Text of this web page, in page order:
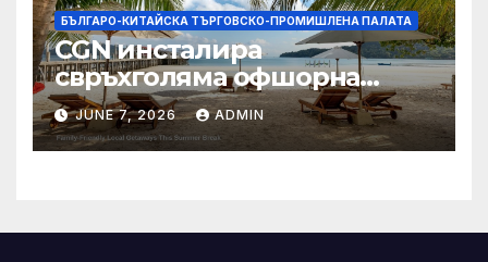
БЪЛГАРО-КИТАЙСКА ТЪРГОВСКО-ПРОМИШЛЕНА ПАЛАТА
CGN инсталира
свръхголяма офшорна
вятърна турбина с мощност
18 MW в Гуангдонг
JUNE 7, 2026 ADMIN